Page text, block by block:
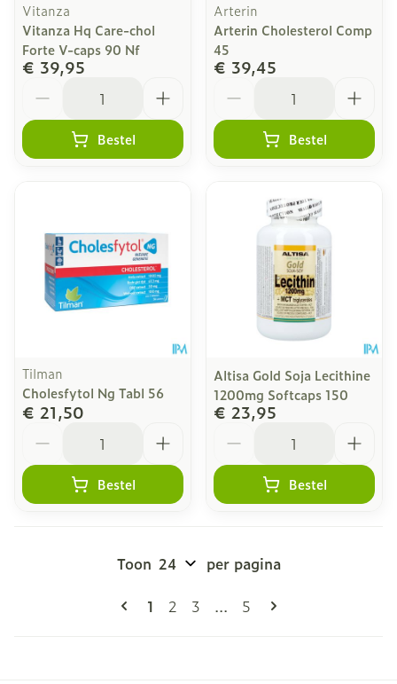
Vitanza
Vitanza Hq Care-chol
Forte V-caps 90 Nf
€ 39,95
Bestel
Arterin
Arterin Cholesterol Comp
45
€ 39,45
Bestel
Tilman
Cholesfytol Ng Tabl 56
€ 21,50
Bestel
Altisa Gold Soja Lecithine
1200mg Softcaps 150
€ 23,95
Bestel
Pagina's
U lees momenteel pagina
1 Pagina
2 Pagina
3 ... Pagina
5
Toon per pagina